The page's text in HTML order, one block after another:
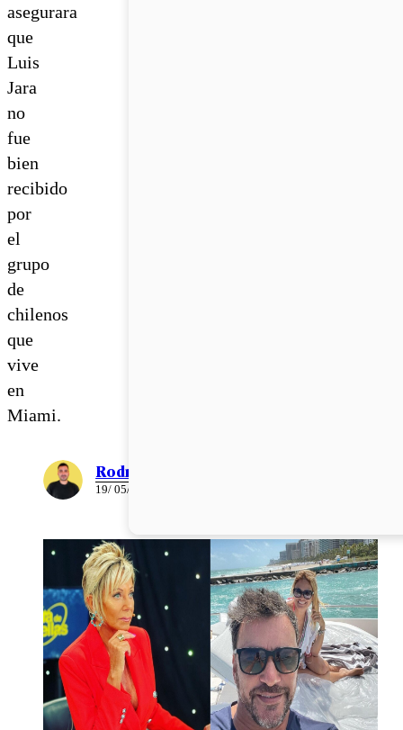
asegurara
que
Luis
Jara
no
fue
bien
recibido
por
el
grupo
de
chilenos
que
vive
en
Miami.
Rodrigo León
19/ 05/ 2022